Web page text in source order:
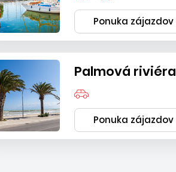
Ponuka zájazdov
Palmová riviéra
Ponuka zájazdov